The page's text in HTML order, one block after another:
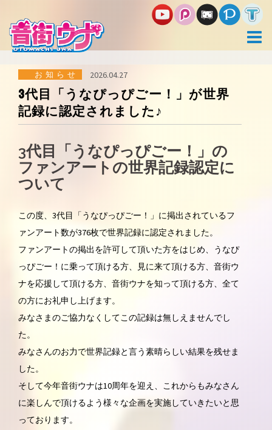
コ
ン
テ
ン
ツ
お知らせ 2026.04.27
3代目「うなぴっぴごー！」が世界
記録に認定されました♪
3代目「うなぴっぴごー！」の
ファンアートの世界記録認定に
ついて
この度、3代目「うなぴっぴごー！」に掲出されているフ
ァンアート数が376枚で世界記録に認定されました。
ファンアートの掲出を許可して頂いた方をはじめ、うなぴ
っぴごー！に乗って頂ける方、見に来て頂ける方、音街ウ
ナを応援して頂ける方、音街ウナを知って頂ける方、全て
の方にお礼申し上げます。
みなさまのご協力なくしてこの記録は無しえませんでし
た。
みなさんのお力で世界記録と言う素晴らしい結果を残せま
した。
そして今年音街ウナは10周年を迎え、これからもみなさん
に楽しんで頂けるよう様々な企画を実施していきたいと思
っております。